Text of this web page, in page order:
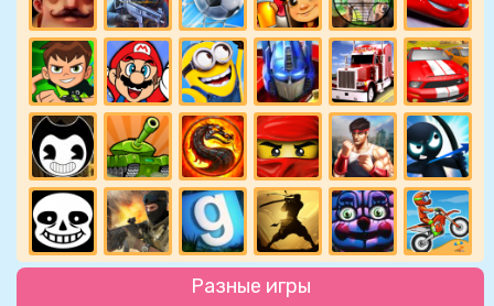
Разные игры